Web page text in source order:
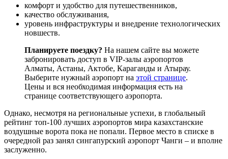
комфорт и удобство для путешественников,
качество обслуживания,
уровень инфраструктуры и внедрение технологических
новшеств.
Планируете поездку? На нашем сайте вы можете
забронировать доступ в VIP-залы аэропортов
Алматы, Астаны, Актобе, Караганды и Атырау.
Выберите нужный аэропорт на этой странице.
Цены и вся необходимая информация есть на
странице соответствующего аэропорта.
Однако, несмотря на региональные успехи, в глобальный
рейтинг топ-100 лучших аэропортов мира казахстанские
воздушные ворота пока не попали. Первое место в списке в
очередной раз занял сингапурский аэропорт Чанги – и вполне
заслуженно.